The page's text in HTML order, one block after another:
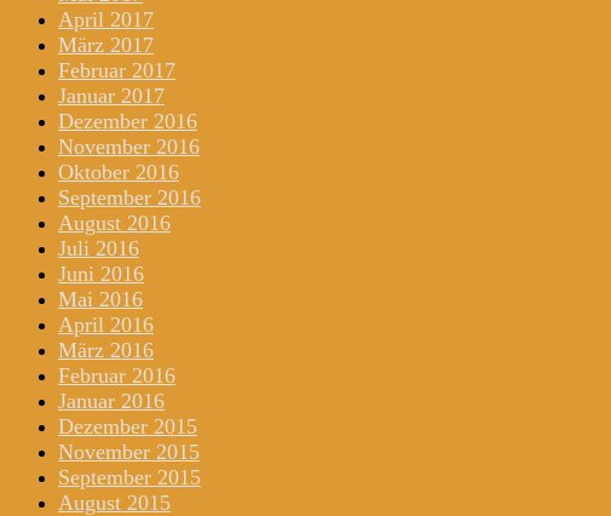
April 2017
März 2017
Februar 2017
Januar 2017
Dezember 2016
November 2016
Oktober 2016
September 2016
August 2016
Juli 2016
Juni 2016
Mai 2016
April 2016
März 2016
Februar 2016
Januar 2016
Dezember 2015
November 2015
September 2015
August 2015